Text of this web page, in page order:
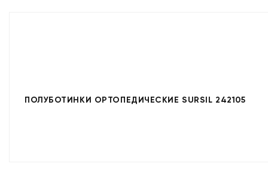
ПОЛУБОТИНКИ ОРТОПЕДИЧЕСКИЕ SURSIL 242105